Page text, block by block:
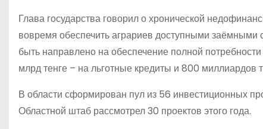
Глава государства говорил о хронической
вовремя обеспечить аграриев доступными заёмными
быть направлено на обеспечение полной
млрд тенге – на льготные кредиты и 800 миллиардов
В области сформирован пул из 56 инвестиционных
Областной штаб рассмотрел 30 проектов этого года.